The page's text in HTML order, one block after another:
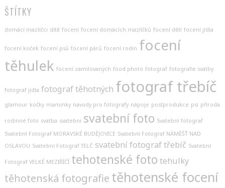
ŠTÍTKY
domácí mazlíčci dítě focení focení domácích mazlíčků focení dětí focení jídla
focení koček focení psů focení párů focení rodin focení
těhulek focení zamilovaných food photo fotograf fotografie svatby
fotograf jídla fotograf těhotných fotograf třebíč
glamour kočky maminky navody pro fotografy nápoje postprodukce psi příroda
rodinné foto svatba svatebni svatební foto Svatební fotograf
Svatební Fotograf MORAVSKÉ BUDĚJOVICE Svatební Fotograf NÁMĚŠŤ NAD
OSLAVOU Svatební Fotograf TELČ svatební fotograf třebíč Svatební
Fotograf VELKÉ MEZIŘÍČÍ tehotenské foto tehulky
těhotenská fotografie těhotenské focení